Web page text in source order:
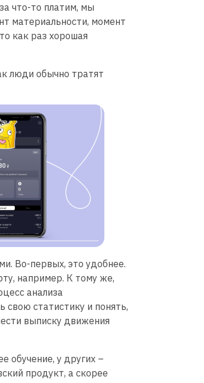
что-то платим, мы
материальности, момент
как раз хорошая
люди обычно тратят
Во-первых, это удобнее.
например. К тому же,
анализа
статистику и понять,
выписку движения
обучение, у других –
продукт, а скорее